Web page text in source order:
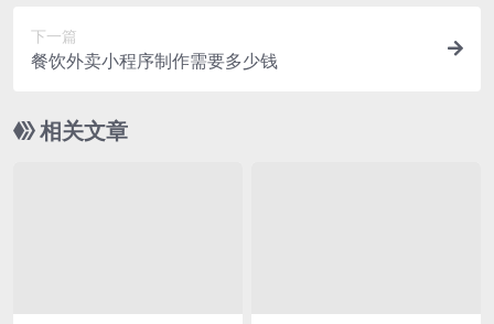
下一篇
餐饮外卖小程序制作需要多少钱
相关文章